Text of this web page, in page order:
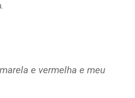
e vermelha e meu